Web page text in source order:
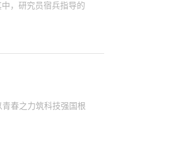
，研究员宿兵指导的
春之力筑科技强国根